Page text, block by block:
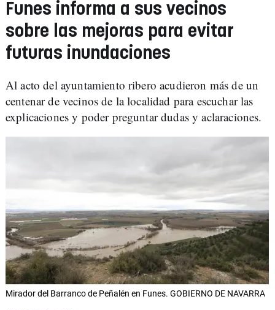
Funes informa a sus vecinos
sobre las mejoras para evitar
futuras inundaciones
Al acto del ayuntamiento ribero acudieron más de un
centenar de vecinos de la localidad para escuchar las
explicaciones y poder preguntar dudas y aclaraciones.
Mirador del Barranco de Peñalén en Funes. GOBIERNO DE NAVARRA